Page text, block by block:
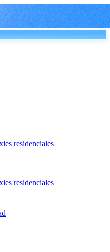
residenciales
residenciales